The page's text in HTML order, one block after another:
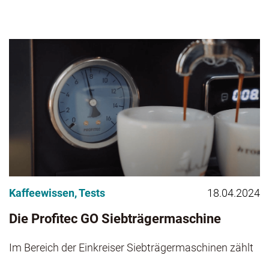
Kaffeewissen,Tests 18.04.2024
Die Profitec GO Siebträgermaschine
Im Bereich der Einkreiser Siebträgermaschinen zählt